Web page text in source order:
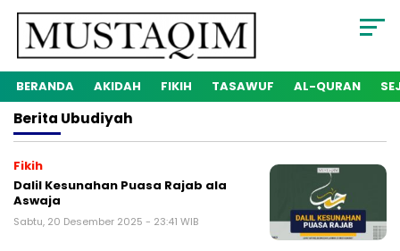
BERANDA AKIDAH FIKIH TASAWUF AL-QURAN
Berita Ubudiyah
Fikih
Dalil Kesunahan Puasa Rajab ala
Aswaja
Sabtu, 20 Desember 2025 - 23:41 WIB